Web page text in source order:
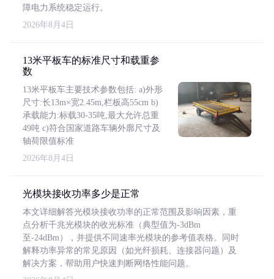
障电力系统稳定运行。
2026年8月4日
13米平板车的标准尺寸和载重参
数
13米平板车主要技术参数包括: a)外形
尺寸:长13m×宽2.45m,栏板高55cm b)
承载能力:标载30-35吨,最大允许总重
49吨 c)符合国家道路车辆外廓尺寸及
轴荷限值标准
2026年8月4日
光模块接收功率多少是正常
本文详细解答光模块接收功率的正常范围及影响因素，重
点分析千兆光模块的收光标准（典型值为-3dBm
至-24dBm），并提供不同速率光模块的参考值表格。同时
解释功率异常的常见原因（如光纤损耗、连接器问题）及
解决方案，帮助用户快速判断网络性能问题。